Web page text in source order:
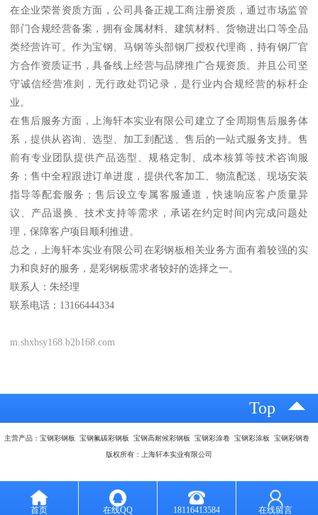
在企业荣誉资质方面，公司具备正规工商注册资质，通过市场监管
部门合规经营备案，拥有金属材料、建筑材料、货物进出口等全品
类经营许可。作为宝钢、马钢等头部钢厂授权代理商，持有钢厂官
方合作资质证书，具备线上经营与品牌推广合规资质。并且公司坚
守诚信经营准则，无行政处罚记录，是行业内合规经营的标杆企
业。
在售后服务方面，上海轩本实业有限公司建立了全周期售后服务体
系，提供从咨询、选型、加工到配送、售后的一站式服务支持。售
前有专业团队提供产品选型、规格定制、成本核算等技术咨询服
务；售中全程跟进订单进度，提供代客加工、物流配送、现场安装
指导等配套服务；售后设立专属客服通道，快速响应客户质量异
议、产品退换、技术支持等需求，承诺在约定时间内完成问题处
理，保障客户项目顺利推进。
总之，上海轩本实业有限公司在彩钢板相关业务方面有着较强的实
力和良好的服务，是彩钢板需求者较好的选择之一。
联系人：朱经理
联系电话：13166444334
m.shxbsy168.b2b168.com
Top
主营产品：宝钢彩钢板 宝钢氟碳彩钢板 宝钢高耐候彩钢板 宝钢彩涂卷 宝钢彩涂板 宝钢彩钢卷
版权所有：上海轩本实业有限公司
首页 在线QQ 18116413584 在线留言